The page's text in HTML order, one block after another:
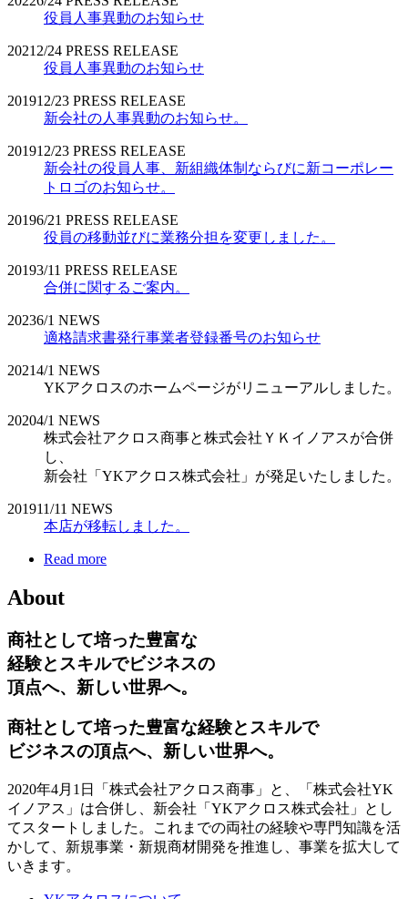
役員人事異動のお知らせ
2021 2/24 PRESS RELEASE
役員人事異動のお知らせ
201912/23 PRESS RELEASE
新会社の人事異動のお知らせ。
201912/23 PRESS RELEASE
新会社の役員人事、新組織体制ならびに新コーポレー
トロゴのお知らせ。
20196/21 PRESS RELEASE
役員の移動並びに業務分担を変更しました。
20193/11 PRESS RELEASE
合併に関するご案内。
20236/1 NEWS
適格請求書発行事業者登録番号のお知らせ
20214/1 NEWS
YKアクロスのホームページがリニューアルしました。
20204/1 NEWS
株式会社アクロス商事と株式会社ＹＫイノアスが合併
し、
新会社「YKアクロス株式会社」が発足いたしました。
201911/11 NEWS
本店が移転しました。
Read more
About
商社として培った豊富な
経験とスキルでビジネスの
頂点へ、新しい世界へ。
商社として培った豊富な経験とスキルで
ビジネスの頂点へ、新しい世界へ。
2020年4月1日「株式会社アクロス商事」と、「株式会社YK
イノアス」は合併し、新会社「YKアクロス株式会社」とし
てスタートしました。これまでの両社の経験や専門知識を活
かして、新規事業・新規商材開発を推進し、事業を拡大して
いきます。